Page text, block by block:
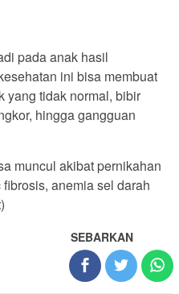
pada anak hasil
ini bisa membuat
yang tidak normal, bibir
hingga gangguan
muncul akibat pernikahan
anemia sel darah
SEBARKAN